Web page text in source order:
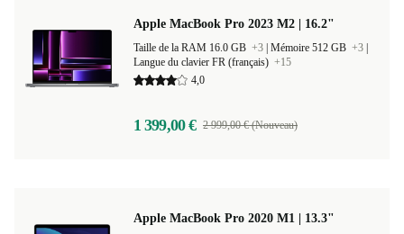
Apple MacBook Pro 2023 M2 | 16.2"
Taille de la RAM 16.0 GB +3 Mémoire 512 GB +3
Langue du clavier FR (français) +15
4,0
1 399,00 € 2 999,00 € (Nouveau)
Apple MacBook Pro 2020 M1 | 13.3"